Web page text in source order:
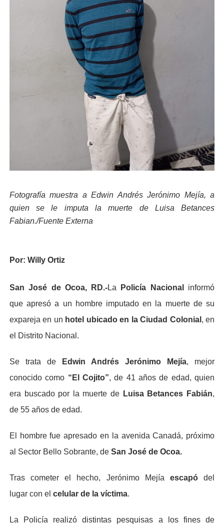
Fotografía muestra a Edwin Andrés Jerónimo Mejía, a
quien se le imputa la muerte de Luisa Betances
Fabian./Fuente Externa
Por: Willy Ortiz
San José de Ocoa, RD.-La Policía Nacional
informó
que apresó a un hombre imputado en la muerte de su
expareja en un hotel ubicado en la Ciudad Colonial , en
el Distrito Nacional.
Se trata deEdwin Andrés Jerónimo Mejía, mejor
conocido como “El Cojito”, de 41 años de edad, quien
era buscado por la muerte de Luisa Betances Fabián,
de 55 años de edad.
El hombre fue apresado en la avenida Canadá, próximo
al Sector Bello Sobrante, de San José de Ocoa.
Tras cometer el hecho, Jerónimo Mejía escapódel
lugar con el celular de la víctima.
La Policía realizó distintas pesquisas a los fines de